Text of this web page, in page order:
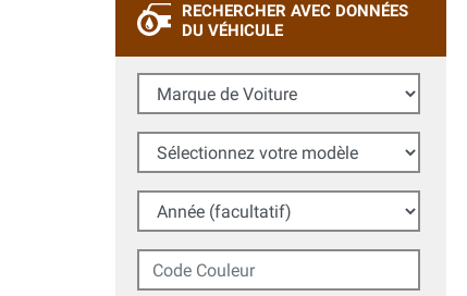
RECHERCHER AVEC DONNÉES
DU VÉHICULE
Marque de Voiture
Sélectionnez votre modèle
Année (facultatif)
Code Couleur